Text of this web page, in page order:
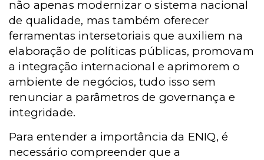
não apenas modernizar o sistema nacional
de qualidade, mas também oferecer
ferramentas intersetoriais que auxiliem na
elaboração de políticas públicas, promovam
a integração internacional e aprimorem o
ambiente de negócios, tudo isso sem
renunciar a parâmetros de governança e
integridade.
Para entender a importância da ENIQ, é
necessário compreender que a